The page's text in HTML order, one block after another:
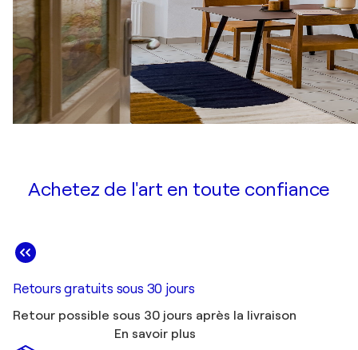
Achetez de l'art en toute confiance
Retours gratuits sous 30 jours
Retour possible sous 30 jours après la livraison
En savoir plus